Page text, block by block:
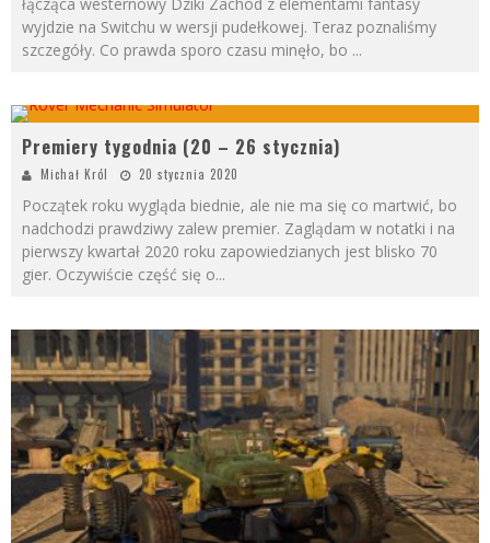
wyjdzie na Switchu w wersji pudełkowej. Teraz poznaliśmy
szczegóły. Co prawda sporo czasu minęło, bo ...
Premiery tygodnia (20 – 26 stycznia)
Michał Król 20 stycznia 2020
Początek roku wygląda biednie, ale nie ma się co martwić, bo
nadchodzi prawdziwy zalew premier. Zaglądam w notatki i na
pierwszy kwartał 2020 roku zapowiedzianych jest blisko 70
gier. Oczywiście część się o...